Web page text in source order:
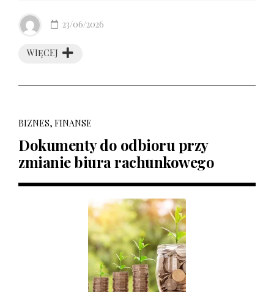
WIĘCEJ
23/06/2026
BIZNES, FINANSE
Dokumenty do odbioru przy
zmianie biura rachunkowego